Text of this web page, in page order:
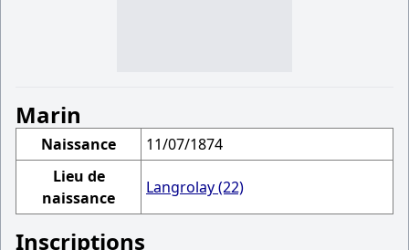
Marin
Naissance
11/07/1874
Lieu de
naissance
Langrolay (22)
Inscriptions